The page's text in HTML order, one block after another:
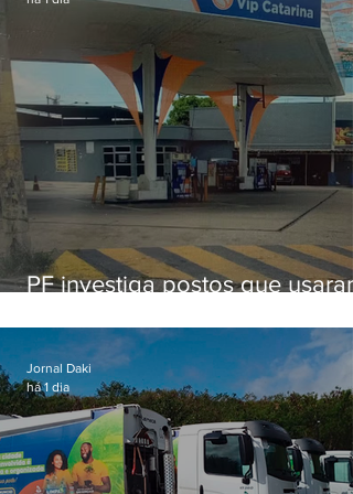
PF investiga postos que usaram
secretário morto em 2020
Jornal Daki
há 1 dia